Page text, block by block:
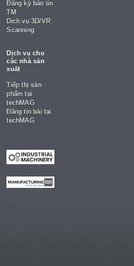
Đăng ký bản tin
TM
Dịch vụ 3D/VR
Scanning
Dịch vụ cho
các nhà sản
xuất
Tiếp thị sản
phẩm tại
techMAG
Đăng tin bài tại
techMAG